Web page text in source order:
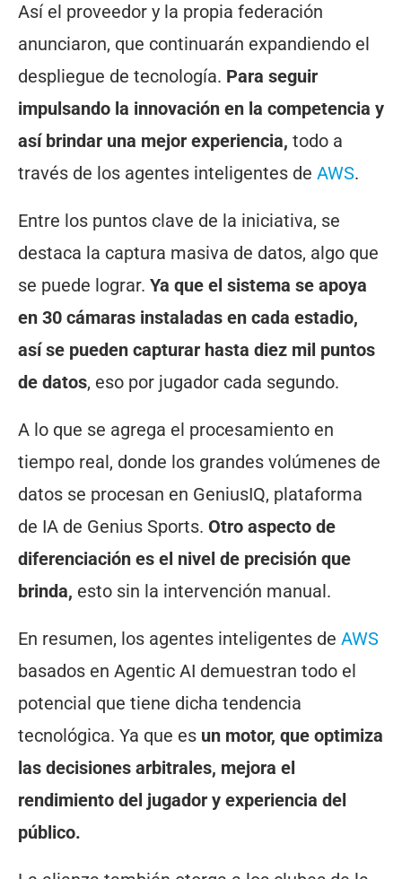
Así el proveedor y la propia federación
anunciaron, que continuarán expandiendo el
despliegue de tecnología. Para seguir
impulsando la innovación en la competencia y
así brindar una mejor experiencia, todo a
través de los agentes inteligentes de AWS.
Entre los puntos clave de la iniciativa, se
destaca la captura masiva de datos, algo que
se puede lograr. Ya que el sistema se apoya
en 30 cámaras instaladas en cada estadio,
así se pueden capturar hasta diez mil puntos
de datos, eso por jugador cada segundo.
A lo que se agrega el procesamiento en
tiempo real, donde los grandes volúmenes de
datos se procesan en GeniusIQ, plataforma
de IA de Genius Sports. Otro aspecto de
diferenciación es el nivel de precisión que
brinda, esto sin la intervención manual.
En resumen, los agentes inteligentes de AWS
basados en Agentic AI demuestran todo el
potencial que tiene dicha tendencia
tecnológica. Ya que es un motor, que optimiza
las decisiones arbitrales, mejora el
rendimiento del jugador y experiencia del
público.